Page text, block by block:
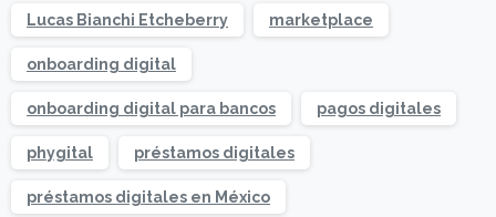
Lucas Bianchi Etcheberry marketplace
onboarding digital
onboarding digital para bancos pagos digitales
phygital préstamos digitales
préstamos digitales en México